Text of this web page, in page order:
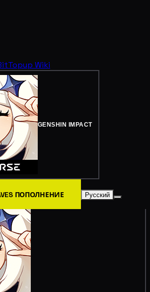
Wiki
GENSHIN IMPACT
ПОПОЛНЕНИЕ Русский